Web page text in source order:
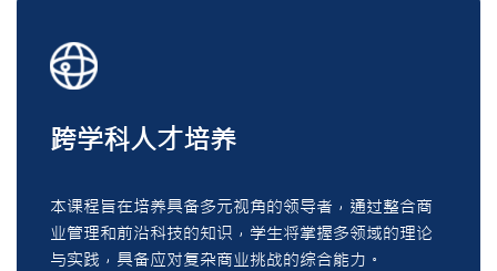
跨学科人才培养
本课程旨在培养具备多元视角的领导者，通过整合商
业管理和前沿科技的知识，学生将掌握多领域的理论
与实践，具备应对复杂商业挑战的综合能力。